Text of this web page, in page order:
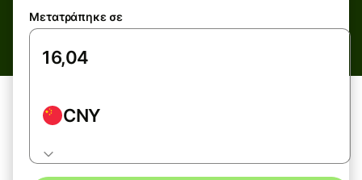
Μετατράπηκε σε
CNY